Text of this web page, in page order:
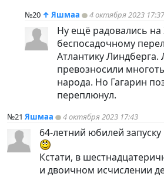
№20 ↑ Яшмаа 4 октября 2023 17:37
Ну ещё радовались на
беспосадочному
Атлантику Линдберга.
превозносили
народа. Но Гагарин
переплюнул.
№21 Яшмаа 4 октября 2023 17:43
64-летний юбилей
Кстати, в
и двоичном исчислении